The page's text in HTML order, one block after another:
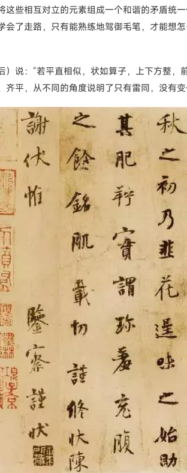
这些相互对立的元素组成一个和谐的矛盾统
会了走路，只有能熟练地驾御毛笔，才能想
说：“若平直相似，状如算子，上下方整，
齐平，从不同的角度说明了只有雷同，没有